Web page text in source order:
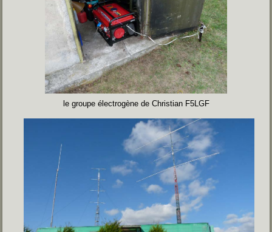
le groupe électrogène de Christian F5LGF